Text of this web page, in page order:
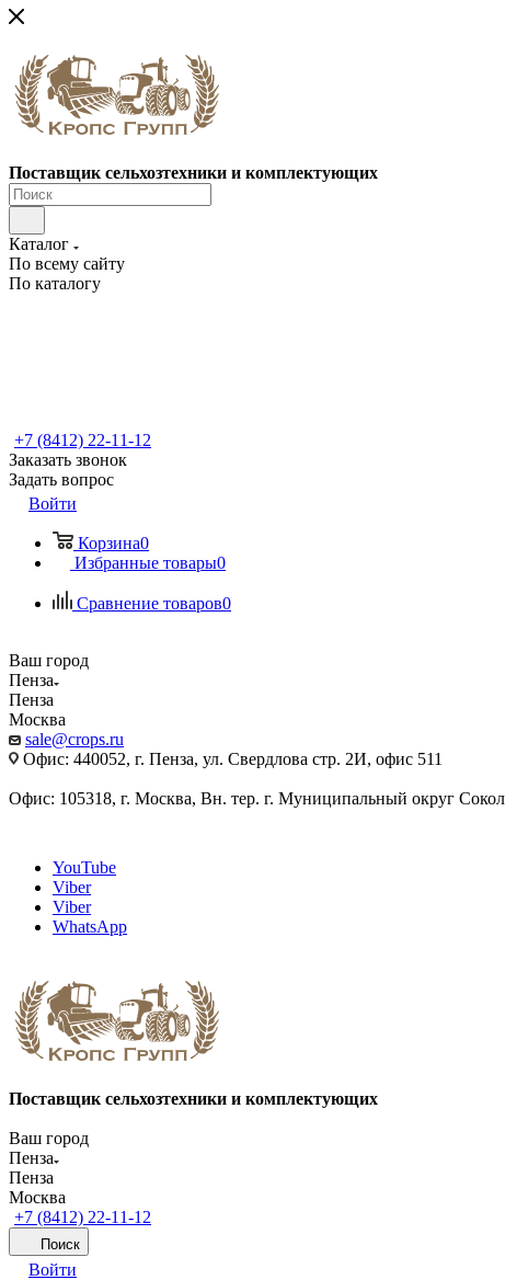
Поставщик сельхозтехники и комплектующих
Каталог
По всему сайту
По каталогу
+7 (8412) 22-11-12
Заказать звонок
Задать вопрос
Войти
Корзина0
Избранные товары0
Сравнение товаров0
Ваш город
Пенза
Пенза
Москва
sale@crops.ru
Офис: 440052, г. Пенза, ул. Свердлова стр. 2И, офис 511
Офис: 105318, г. Москва, Вн. тер. г. Муниципальный округ
YouTube
Viber
Viber
WhatsApp
Поставщик сельхозтехники и комплектующих
Ваш город
Пенза
Пенза
Москва
+7 (8412) 22-11-12
Поиск
Войти